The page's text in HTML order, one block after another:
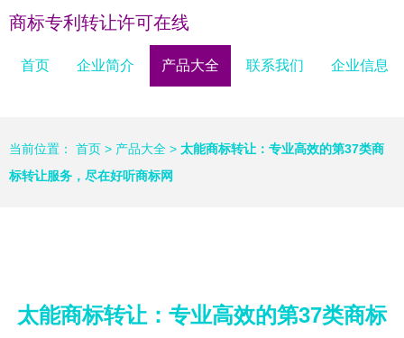
商标专利转让许可在线
首页 企业简介 产品大全 联系我们 企业信息
当前位置： 首页 > 产品大全 > 太能商标转让：专业高效的第37类商
标转让服务，尽在好听商标网
太能商标转让：专业高效的第37类商标